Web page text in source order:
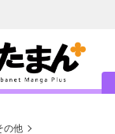
の他